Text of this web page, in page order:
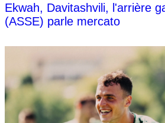
Ekwah, Davitashvili, l'arrière
(ASSE) parle mercato